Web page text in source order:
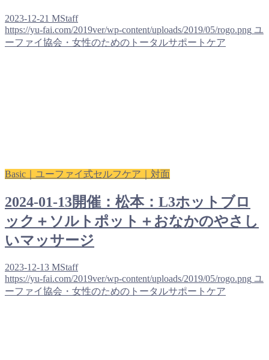
2023-12-21 MStaff
https://yu-fai.com/2019ver/wp-content/uploads/2019/05/rogo.png ユ
ーファイ協会・女性のためのトータルサポートケア
Basic｜ユーファイ式セルフケア｜対面
2024-01-13開催：松本：L3ホットブロ
ック＋ソルトポット＋おなかのやさし
いマッサージ
2023-12-13 MStaff
https://yu-fai.com/2019ver/wp-content/uploads/2019/05/rogo.png ユ
ーファイ協会・女性のためのトータルサポートケア